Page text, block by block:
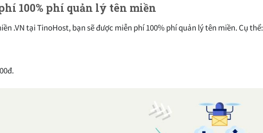
100% phí quản lý tên miền
.VN tại TinoHost, bạn sẽ được miễn phí 100% phí quản lý tên miền. Cụ thể: